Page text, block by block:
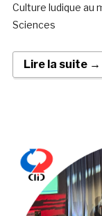
Culture ludique au
Sciences
Lire la suite →